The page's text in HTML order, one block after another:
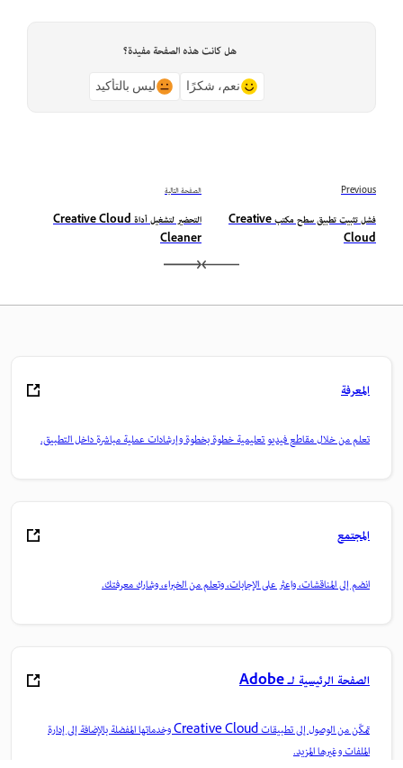
هل كانت هذه الصفحة مفيدة؟
نعم، شكرًا ليس بالتأكيد
Previous
فشل تثبيت تطبيق سطح مكتب Creative
Cloud
الصفحة التالية
التحضير لتشغيل أداة Creative Cloud
Cleaner
المعرفة
تعلم من خلال مقاطع فيديو تعليمية خطوة بخطوة وإرشادات عملية مباشرة داخل التطبيق.
المجتمع
انضم إلى المناقشات، واعثر على الإجابات، وتعلم من الخبراء، وشارك معرفتك.
الصفحة الرئيسية لـ Adobe
تمكّن من الوصول إلى تطبيقات Creative Cloud وخدماتها المفضلة بالإضافة إلى إدارة
الملفات وغيرها المزيد.